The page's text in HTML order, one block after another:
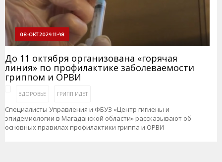
08-ОКТ 2024 11:48
До 11 октября организована «горячая
линия» по профилактике заболеваемости
гриппом и ОРВИ
ЗДОРОВЬЕ ГРИПП ИДЕТ
Специалисты Управления и ФБУЗ «Центр гигиены и
эпидемиологии в Магаданской области» рассказывают об
основных правилах профилактики гриппа и ОРВИ